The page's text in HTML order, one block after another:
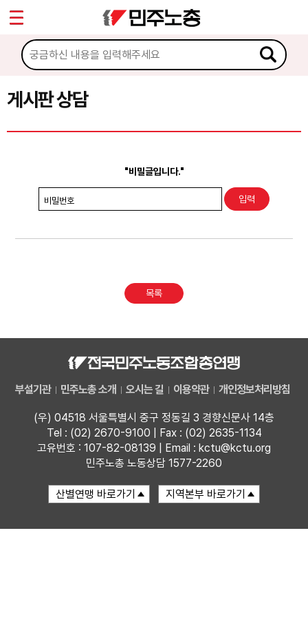
게시판 상담
"비밀글입니다."
비밀번호
목록
부설기관 민주노총 소개 오시는 길 이용약관 개인정보처리방침
(우) 04518 서울특별시 중구 정동길 3 경향신문사 14층
Tel : (02) 2670-9100 | Fax : (02) 2635-1134
고유번호 : 107-82-08139 | Email : kctu@kctu.org
민주노총 노동상담 1577-2260
마이페이지
소개
소식
노동상담
권리찾기수첩 검색
찾아보기
Sketchbook5, 스케치북5
Sketchbook5, 스케치북5